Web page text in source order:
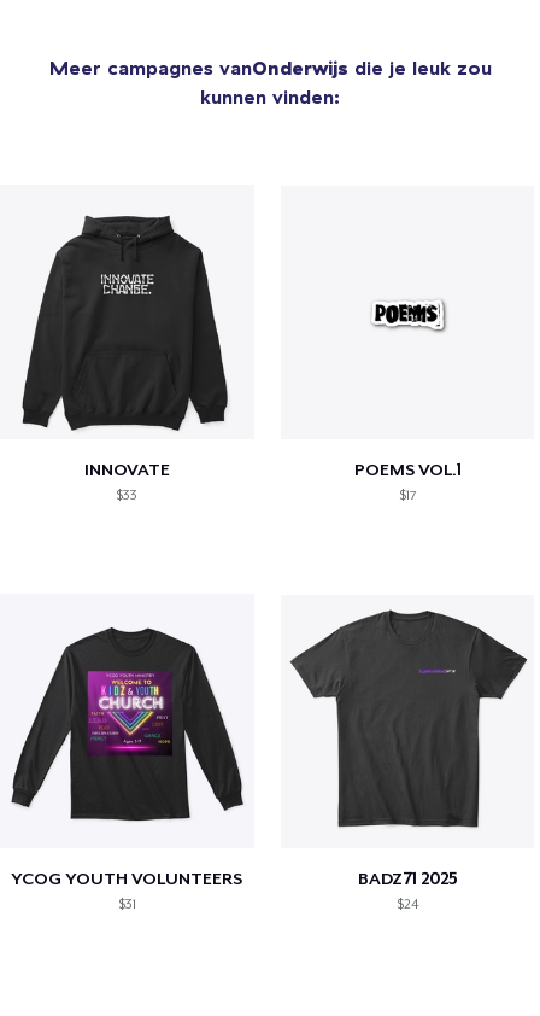
Meer campagnes vanOnderwijs die je leuk zou
kunnen vinden:
INNOVATE
$33
POEMS VOL.1
$17
YCOG YOUTH VOLUNTEERS
$31
BADZ71 2025
$24